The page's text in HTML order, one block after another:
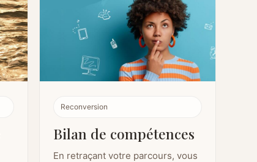
Reconversion
Bilan de compétences
En retraçant votre parcours, vous